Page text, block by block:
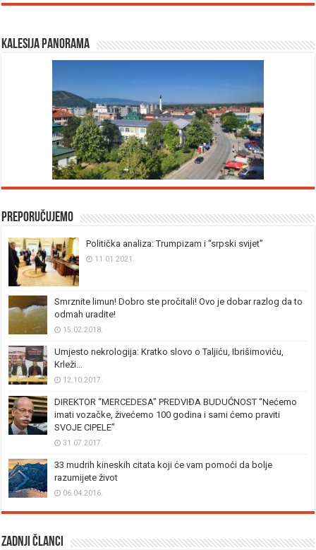
Kalesija panorama
Preporučujemo
Politička analiza: Trumpizam i “srpski svijet”
11.01.2021.
Smrznite limun! Dobro ste pročitali! Ovo je dobar razlog da to
odmah uradite!
15.02.2018.
Umjesto nekrologija: Kratko slovo o Taljiću, Ibrišimoviću,
Krleži…
12.10.2017.
DIREKTOR “MERCEDESA” PREDVIĐA BUDUĆNOST “Nećemo
imati vozačke, živećemo 100 godina i sami ćemo praviti
SVOJE CIPELE”
31.07.2017.
33 mudrih kineskih citata koji će vam pomoći da bolje
razumijete život
06.04.2016.
Zadnji članci